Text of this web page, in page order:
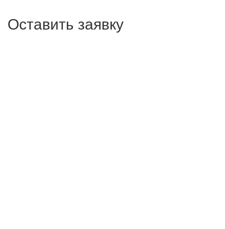
Оставить заявку